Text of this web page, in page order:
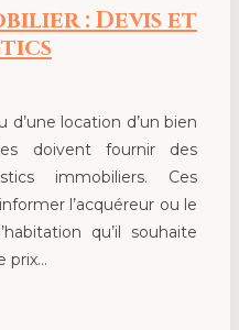
: Devis et
d’une location d’un bien
doivent fournir des
immobiliers. Ces
l’acquéreur ou le
qu’il souhaite
prix…